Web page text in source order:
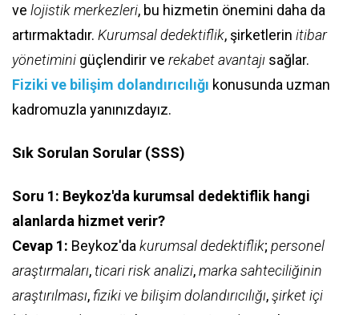
ve lojistik merkezleri, bu hizmetin önemini daha da
artırmaktadır. Kurumsal dedektiflik, şirketlerin itibar
yönetimini güçlendirir ve rekabet avantajı sağlar.
Fiziki ve bilişim dolandırıcılığı konusunda uzman
kadromuzla yanınızdayız.
Sık Sorulan Sorular (SSS)
Soru 1: Beykoz'da kurumsal dedektiflik hangi
alanlarda hizmet verir?
Cevap 1: Beykoz'dakurumsal dedektiflik; personel
araştırmaları,ticari risk analizi,marka sahteciliğinin
araştırılması, fiziki ve bilişim dolandırıcılığı,şirket içi